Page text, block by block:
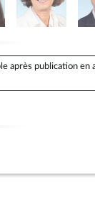
après publication en